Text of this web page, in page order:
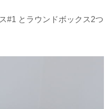
#1 とラウンドボックス2つ